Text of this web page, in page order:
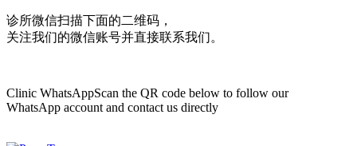
诊所微信扫描下面的二维码，
关注我们的微信账号并直接联系我们。
Clinic WhatsAppScan the QR code below to follow our
WhatsApp account and contact us directly